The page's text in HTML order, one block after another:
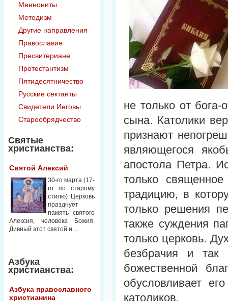
Меннониты
Методизм
Другие направления
Православие
Пресвитериане
Протестантизм
Пятидесятничество
Русские сектанты
Свидетели Иеговы
Старообрядчество
Святые
христианства:
Святой Алексий
30-го марта (17-
го по старому
стилю) Церковь
празднует
память святого
Алексия, человека Божия.
Дивный этот святой и ...
Азбука
христианства:
Азбука православного
христианина
не только от бога-
сына. Католики
признают
являющегося
апостола Петра.
только
традицию, в
только решения
также суждения
только церковь.
безбрачия и
божественной
обусловливает
католиков.